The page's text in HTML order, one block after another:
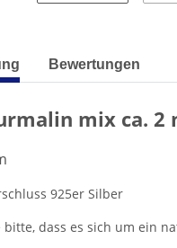
anzeigen
Bewertungen
mix ca.
925er Silber
bitte, dass es sich um ein